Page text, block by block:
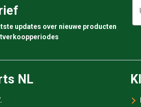
updates over nieuwe producten
NL